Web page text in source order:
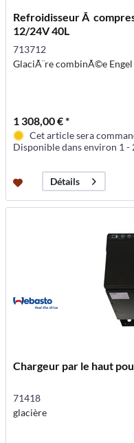
Refroidisseur Ã
12/24V 40L
713712
GlaciÃ¨re combinÃ©e
1 308,00 € *
Cet article sera
Disponible dans environ 1 -
Détails
Chargeur par le haut
71418
glacière